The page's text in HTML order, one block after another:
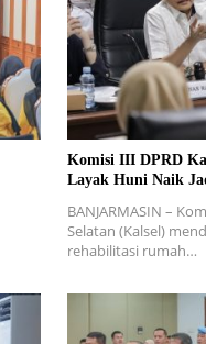
Komisi III DPRD
Layak Huni Naik
BANJARMASIN –
Selatan (Kalsel)
rehabilitasi rumah…